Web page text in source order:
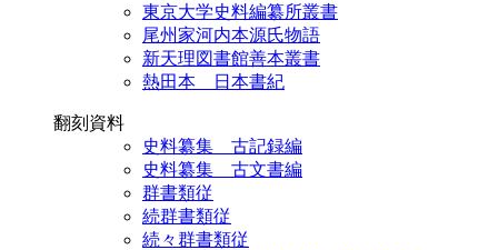
東京大学史料編纂所叢書
尾州家河内本源氏物語
新天理図書館善本叢書
熱田本 日本書紀
翻刻資料
史料纂集 古記録編
史料纂集 古文書編
群書類従
続群書類従
続々群書類従